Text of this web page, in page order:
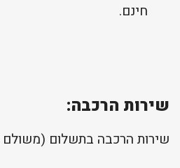
חינם.
שירות הרכבה:
שירות הרכבה בתשלום (משולם